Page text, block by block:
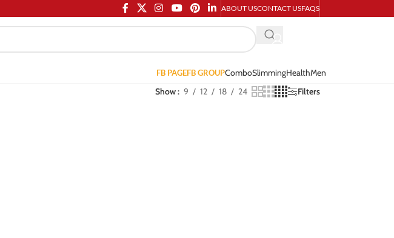
ABOUT USCONTACT USFAQS
FB PAGEFB GROUPComboSlimmingHealthMen
Show 9 12 18 24 Filters